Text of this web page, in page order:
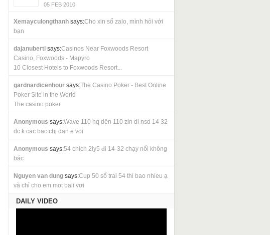
05 FEB 2010
Xemayculongthanhsays:Cho xin số zalo, mình hỏi với
bạn
dajanubertisays:Casinos Near Foxwoods Resort
Casino, Foxwoods - Mapyro
10 Closest Hotels to Foxwoods Resort...
gardnardicenhoursays:The Casino Poker - Best Online
Poker Site in the World
The casino poker
Anonymous says:Wave 110 hq dên 110 zin di nsd 14 32
dc k cac bac chj dan e voi
Anonymous says:54 chích 2ly5 đi 14-32 chạy nổi không
bác
Nguyen van dungsays:Cup 50 sổ trai 54 thi bao nhieu ạ
và chỉ cho em mot baii vơi
DAILY VIDEO